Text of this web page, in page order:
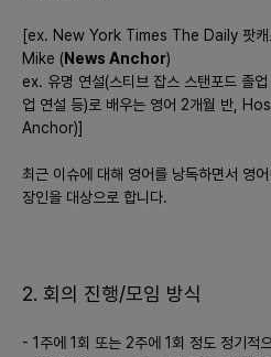
이유**
- 우선 모바일 앱 개발에 집중하는 것
접근성을 높이고, 이동 중 학습 및 유
트폰을 통한 학습 수요가 증가하고 있
- PC 웹은 더 나은 학습 환경을 제
는 앱을 통해 타겟 유저층을 넓히는
- 베타 테스트를 통해 초기 사용자들
- 영어 학습에 관심 있는 유튜브,
[ex. New York Times The Daily 팟
Mike (News Anchor)
ex. 유명 연설(스티브 잡스 스탠포드 졸
업 연설 등)로 배우는 영어 2개월 반,
Anchor)]
최근 이슈에 대해 영어를 낭독하면서 영
장인을 대상으로 합니다.
2. 회의 진행/모임 방식
- 1주에 1회 또는 2주에 1회 정도 정기적